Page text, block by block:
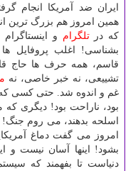
ایران ضد آمریكا انجام
همین امروز هم بزرگ ترین
كه درتلگرام و
بشناسی! اغلب پروفایل
قاسم، همه حرف ها حاج
تشییعی، نه خبر خاصی، نه
غم و اندوه شد. حتی كسی
بود، ناراحت بود! دیگری
اسلحه بدهند، می روم
امروز می گفت دماغ
بشود! اینها آسان نیست و
دنیاست تا بفهمند كه